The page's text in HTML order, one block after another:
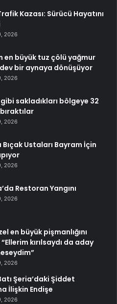
Kazası: Sürücü Hayatını
2026
en büyük tuz çölü yağmur
bir aynaya dönüşüyor
2026
gibi sakladıkları bölgeye 32
2026
Bıçak Ustaları Bayram İçin
2026
Restoran Yangını
2026
en büyük pişmanlığını
“Ellerim kırılsaydı da aday
2026
Şeria’daki Şiddet
İlişkin Endişe
2026